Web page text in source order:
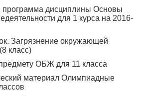
программа дисциплины Основы
для 1 курса на 2016-
Загрязнение окружающей
класс)
ОБЖ для 11 класса
материал Олимпиадные